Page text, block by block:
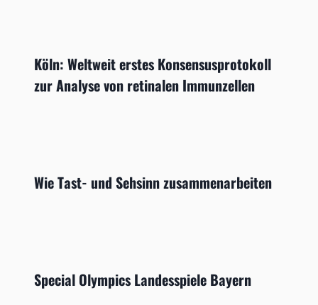
Köln: Weltweit erstes Konsensusprotokoll
zur Analyse von retinalen Immunzellen
Wie Tast- und Sehsinn zusammenarbeiten
Special Olympics Landesspiele Bayern